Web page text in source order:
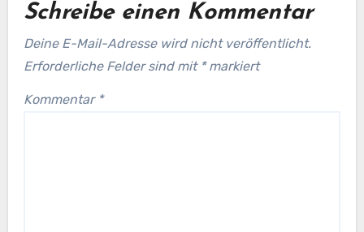
Schreibe einen Kommentar
Deine E-Mail-Adresse wird nicht veröffentlicht.
Erforderliche Felder sind mit *markiert
Kommentar *